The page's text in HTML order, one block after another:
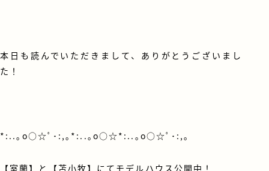
本日も読んでいただきまして、ありがとうございまし
た！
*:..｡o○☆ﾟ･:,｡*:..｡o○☆*:..｡o○☆ﾟ･:,｡
【室蘭】と【苫小牧】にてモデルハウス公開中！